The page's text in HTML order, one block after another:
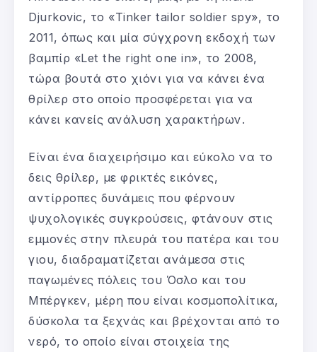
Djurkovic, το «Tinker tailor soldier spy», το
2011, όπως και μία σύγχρονη εκδοχή των
βαμπίρ «Let the right one in», το 2008,
τώρα βουτά στο χιόνι για να κάνει ένα
θρίλερ στο οποίο προσφέρεται για να
κάνει κανείς ανάλυση χαρακτήρων.
Είναι ένα διαχειρήσιμο και εύκολο να το
δεις θρίλερ, με φρικτές εικόνες,
αντίρροπες δυνάμεις που φέρνουν
ψυχολογικές συγκρούσεις, φτάνουν στις
εμμονές στην πλευρά του πατέρα και του
γιου, διαδραματίζεται ανάμεσα στις
παγωμένες πόλεις του Όσλο και του
Μπέργκεν, μέρη που είναι κοσμοπολίτικα,
δύσκολα τα ξεχνάς και βρέχονται από το
νερό, το οποίο είναι στοιχεία της